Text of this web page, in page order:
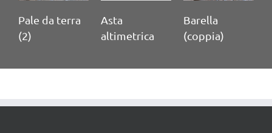
da terra
Asta
altimetrica
Barella
(coppia)